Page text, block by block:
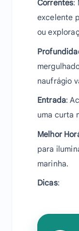
Correntes:
excelente
ou
naufrágio
Entrada:
uma curta
Melhor
para
marinha.
Dicas: